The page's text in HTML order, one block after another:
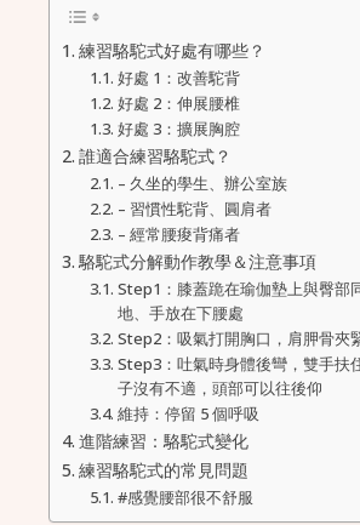
練習駱駝式好處有哪些？
好處 1：改善駝背
好處 2：伸展腰椎
好處 3：擴展胸腔
誰適合練習駱駝式？
– 久坐的學生、辦公室族
– 習慣性駝背、圓肩者
– 經常腰痠背痛者
駱駝式分解動作教學＆注意事項
Step1：膝蓋跪在瑜伽墊上與臀部
地、手放在下腰處
Step2：吸氣打開胸口，肩胛骨夾
Step3：吐氣時身體後彎，雙手扶
子沒有不適，頭部可以往後仰
維持：停留 5 個呼吸
進階練習：駱駝式變化
練習駱駝式的常見問題
#感覺腰部很不舒服